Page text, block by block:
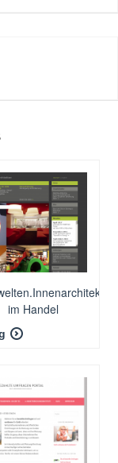
im Handel